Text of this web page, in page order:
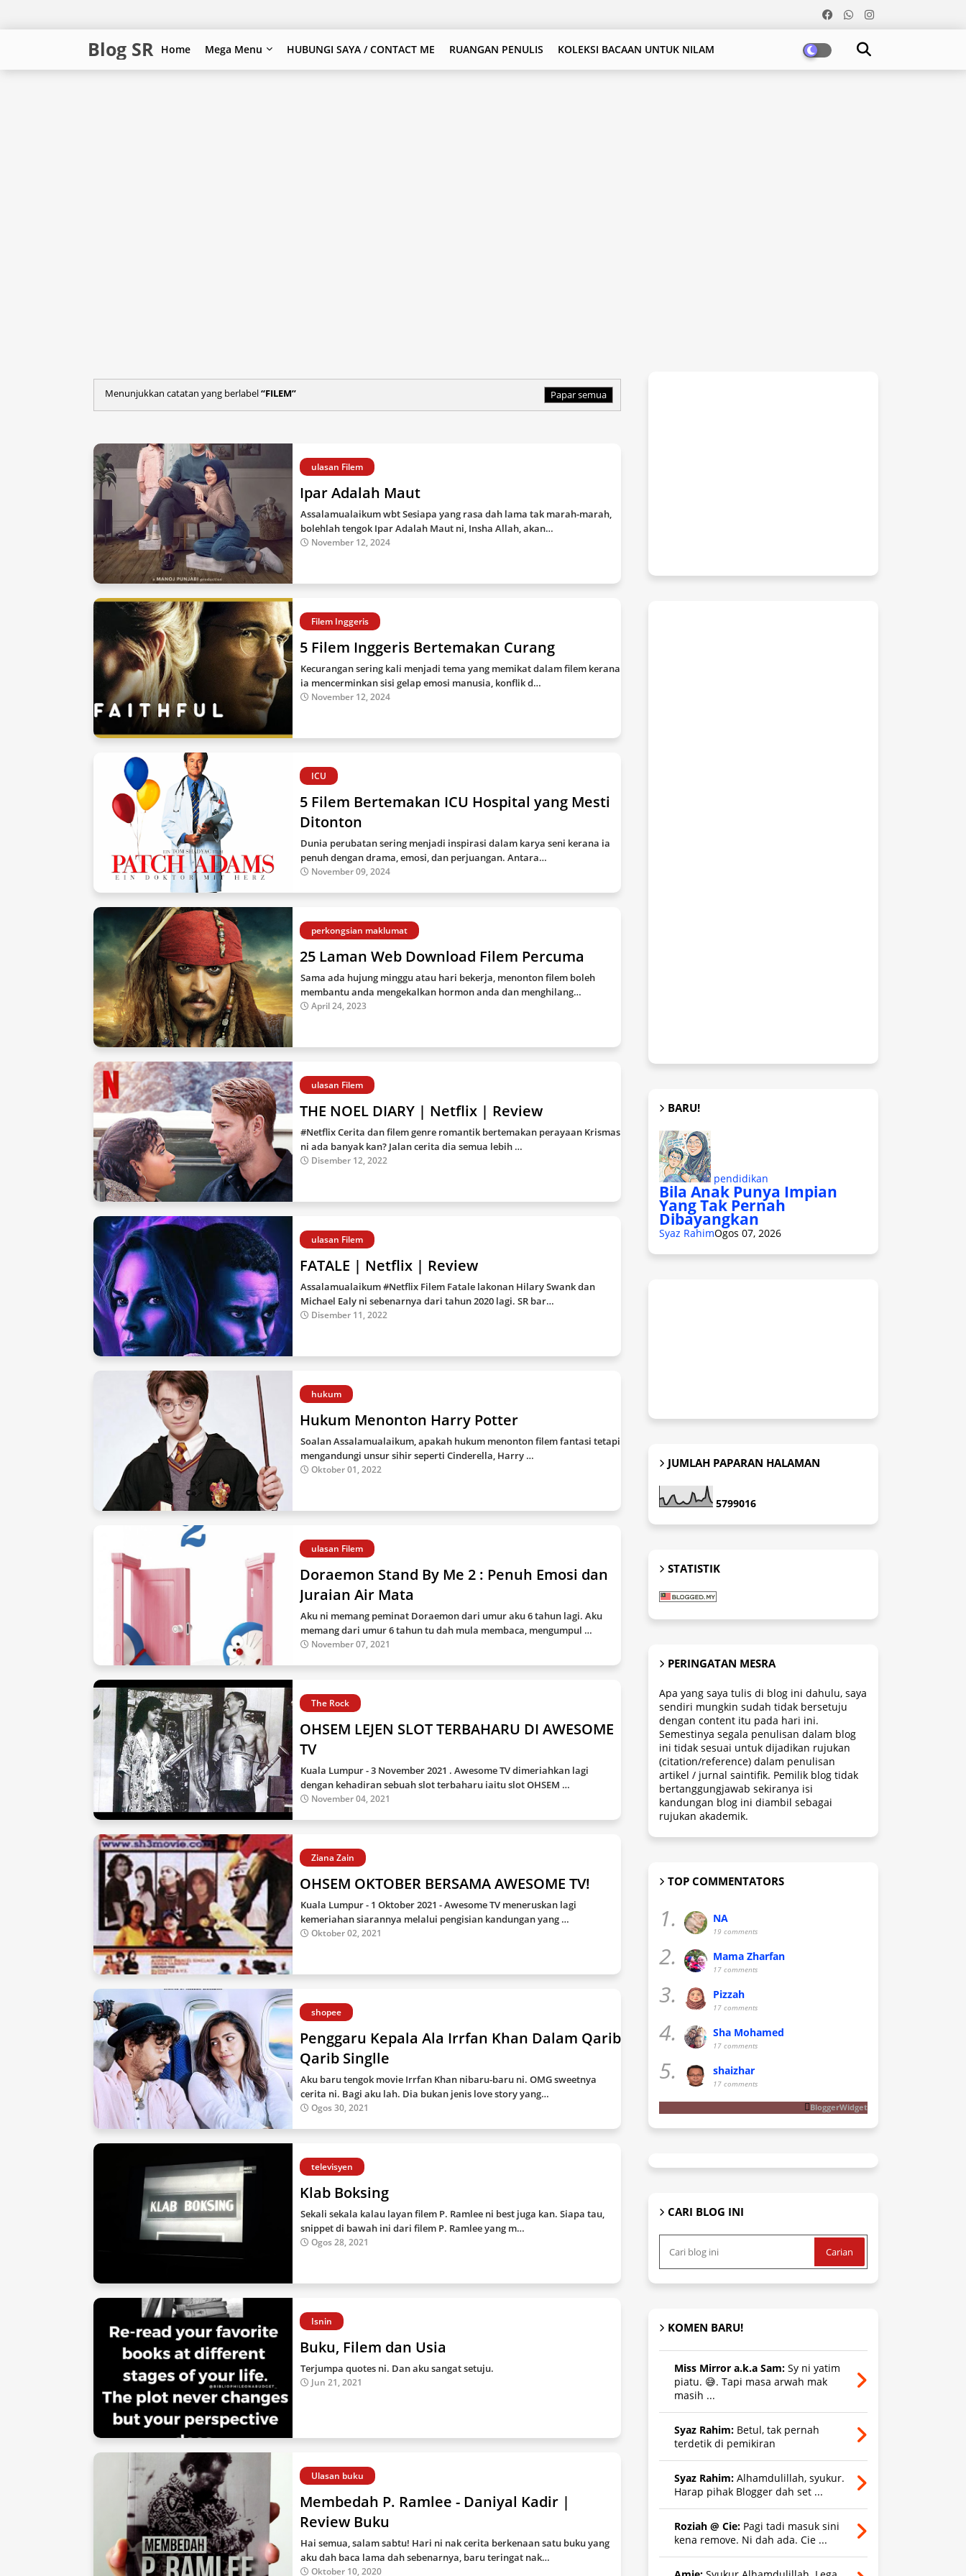
Blog SR Home Mega Menu HUBUNGI SAYA / CONTACT ME RUANGAN PENULIS KOLEKSI BACAAN UNTUK NILAM
Menunjukkan catatan yang berlabel FILEM Papar semua
ulasan Filem
Ipar Adalah Maut
Assalamualaikum wbt Sesiapa yang rasa dah lama tak marah-marah,
bolehlah tengok Ipar Adalah Maut ni, Insha Allah, akan…
November 12, 2024
Filem Inggeris
5 Filem Inggeris Bertemakan Curang
Kecurangan sering kali menjadi tema yang memikat dalam filem kerana
ia mencerminkan sisi gelap emosi manusia, konflik d…
November 12, 2024
ICU
5 Filem Bertemakan ICU Hospital yang Mesti
Ditonton
Dunia perubatan sering menjadi inspirasi dalam karya seni kerana ia
penuh dengan drama, emosi, dan perjuangan. Antara…
November 09, 2024
perkongsian maklumat
25 Laman Web Download Filem Percuma
Sama ada hujung minggu atau hari bekerja, menonton filem boleh
membantu anda mengekalkan hormon anda dan menghilang…
April 24, 2023
ulasan Filem
THE NOEL DIARY | Netflix | Review
#Netflix Cerita dan filem genre romantik bertemakan perayaan Krismas
ni ada banyak kan? Jalan cerita dia semua lebih …
Disember 12, 2022
ulasan Filem
FATALE | Netflix | Review
Assalamualaikum #Netflix Filem Fatale lakonan Hilary Swank dan
Michael Ealy ni sebenarnya dari tahun 2020 lagi. SR bar…
Disember 11, 2022
hukum
Hukum Menonton Harry Potter
Soalan Assalamualaikum, apakah hukum menonton filem fantasi tetapi
mengandungi unsur sihir seperti Cinderella, Harry …
Oktober 01, 2022
ulasan Filem
Doraemon Stand By Me 2 : Penuh Emosi dan
Juraian Air Mata
Aku ni memang peminat Doraemon dari umur aku 6 tahun lagi. Aku
memang dari umur 6 tahun tu dah mula membaca, mengumpul …
November 07, 2021
The Rock
OHSEM LEJEN SLOT TERBAHARU DI AWESOME
TV
Kuala Lumpur - 3 November 2021 . Awesome TV dimeriahkan lagi
dengan kehadiran sebuah slot terbaharu iaitu slot OHSEM …
November 04, 2021
Ziana Zain
OHSEM OKTOBER BERSAMA AWESOME TV!
Kuala Lumpur - 1 Oktober 2021 - Awesome TV meneruskan lagi
kemeriahan siarannya melalui pengisian kandungan yang …
Oktober 02, 2021
shopee
Penggaru Kepala Ala Irrfan Khan Dalam Qarib
Qarib Singlle
Aku baru tengok movie Irrfan Khan nibaru-baru ni. OMG sweetnya
cerita ni. Bagi aku lah. Dia bukan jenis love story yang…
Ogos 30, 2021
televisyen
Klab Boksing
Sekali sekala kalau layan filem P. Ramlee ni best juga kan. Siapa tau,
snippet di bawah ini dari filem P. Ramlee yang m…
Ogos 28, 2021
Isnin
Buku, Filem dan Usia
Terjumpa quotes ni. Dan aku sangat setuju.
Jun 21, 2021
Ulasan buku
Membedah P. Ramlee - Daniyal Kadir |
Review Buku
Hai semua, salam sabtu! Hari ni nak cerita berkenaan satu buku yang
aku dah baca lama dah sebenarnya, baru teringat nak…
Oktober 10, 2020
BARU!
pendidikan
Bila Anak Punya Impian
Yang Tak Pernah
Dibayangkan
Syaz RahimOgos 07, 2026
JUMLAH PAPARAN HALAMAN
5799016
STATISTIK
PERINGATAN MESRA
Apa yang saya tulis di blog ini dahulu, saya
sendiri mungkin sudah tidak bersetuju
dengan content itu pada hari ini.
Semestinya segala penulisan dalam blog
ini tidak sesuai untuk dijadikan rujukan
(citation/reference) dalam penulisan
artikel / jurnal saintifik. Pemilik blog tidak
bertanggungjawab sekiranya isi
kandungan blog ini diambil sebagai
rujukan akademik.
TOP COMMENTATORS
1. NA
19 comments
2. Mama Zharfan
17 comments
3. Pizzah
17 comments
4. Sha Mohamed
17 comments
5. shaizhar
17 comments
BloggerWidget
CARI BLOG INI
KOMEN BARU!
Miss Mirror a.k.a Sam: Sy ni yatim
piatu. 😅. Tapi masa arwah mak
masih ...
Syaz Rahim: Betul, tak pernah
terdetik di pemikiran
Syaz Rahim: Alhamdulillah, syukur.
Harap pihak Blogger dah set ...
Roziah @ Cie: Pagi tadi masuk sini
kena remove. Ni dah ada. Cie ...